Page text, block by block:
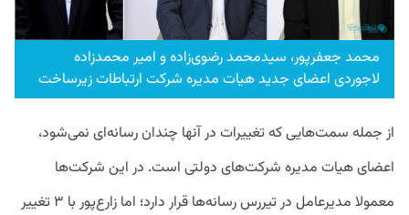
محمد جعفرپور، سیدمحمد رضوی‌زاده و امیر محمدزاده
لاجوردی اعضای جدید هیات مدیره شرکت ارتباطات زیرساخت
از جمله سمت‌هایی که تغییرات در آنها چندان رسانه‌ای نمی‌شود،
اعضای هیات مدیره شرکت‌های دولتی است. در این شرکت‌ها
معمولا مدیرعامل در تیررس رسانه‌ها قرار دارد؛ اما زارع‌پور با ۳ تغییر